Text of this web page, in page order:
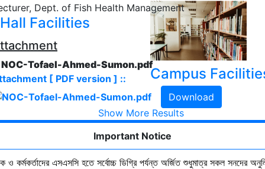
Hall Facilities
Campus
Show More Results
Dept. of Fish Health Management
NOC-Tofael-Ahmed-Sumon.pdf
[ PDF version ] ::
Download
Important Notice
ও কর্মকর্তাদের এসএসসি হতে সর্বোচ্চ ডিগ্রি পর্যন্ত অর্জিত শুধুমাত্র সকল সনদের